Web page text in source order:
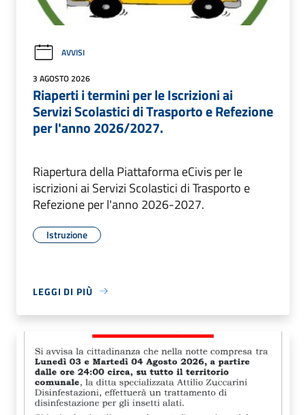
AVVISI
3 AGOSTO 2026
Riaperti i termini per le Iscrizioni ai
Servizi Scolastici di Trasporto e Refezione
per l'anno 2026/2027.
Riapertura della Piattaforma eCivis per le
iscrizioni ai Servizi Scolastici di Trasporto e
Refezione per l'anno 2026-2027.
Istruzione
LEGGI DI PIÙ